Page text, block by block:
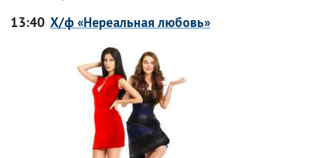
13:40 Х/ф «Нереальная любовь»